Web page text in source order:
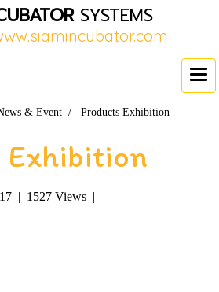
SYSTEMS
& Event Products Exhibition
Exhibition
| 1527 Views |